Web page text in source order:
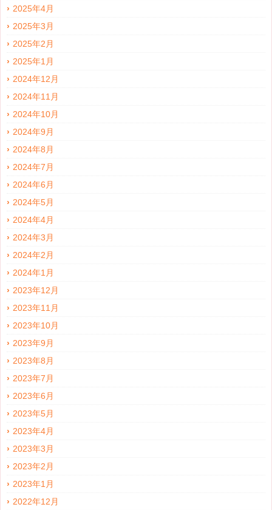
2025年4月
2025年3月
2025年2月
2025年1月
2024年12月
2024年11月
2024年10月
2024年9月
2024年8月
2024年7月
2024年6月
2024年5月
2024年4月
2024年3月
2024年2月
2024年1月
2023年12月
2023年11月
2023年10月
2023年9月
2023年8月
2023年7月
2023年6月
2023年5月
2023年4月
2023年3月
2023年2月
2023年1月
2022年12月